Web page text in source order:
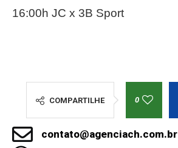
16:00h JC x 3B Sport
COMPARTILHE 0
contato@agenciach.com.br